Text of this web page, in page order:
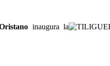
inaugura la